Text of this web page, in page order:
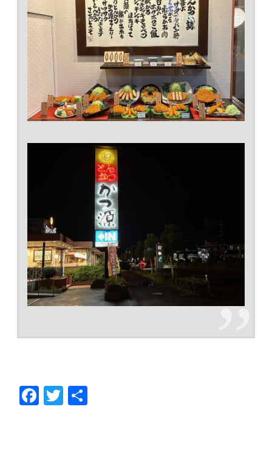
F
ac
T
w